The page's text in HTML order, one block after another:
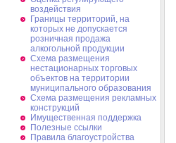
воздействия
Границы территорий, на
которых не допускается
розничная продажа
алкогольной продукции
Схема размещения
нестационарных торговых
объектов на территории
муниципального образования
Схема размещения рекламных
конструкций
Имущественная поддержка
Полезные ссылки
Правила благоустройства